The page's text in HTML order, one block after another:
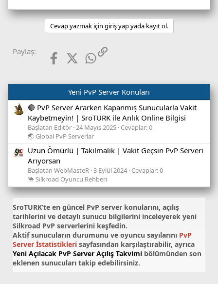
Cevap yazmak için giriş yap yada kayıt ol.
Paylaş: FacebookX (Twitter)WhatsApp
Link
Yeni PvP Server Konuları
🔴 PvP Server Ararken Kapanmış Sunucularla Vakit
Kaybetmeyin! | SroTURK ile Anlık Online Bilgisi
Başlatan Editör 24 Mayıs 2025 Cevaplar: 0
🌏 Global PvP Serverlar
Uzun Ömürlü | Takılmalık | Vakit Geçsin PvP Serveri
Arıyorsan
Başlatan WebMasteR 3 Eylül 2024 Cevaplar: 0
🐪 Silkroad Oyuncu Rehberi
SroTURK’te en güncel PvP server konularını, açılış
tarihlerini ve detaylı sunucu bilgilerini inceleyerek yeni
Silkroad PvP serverlerini keşfedin.
Aktif sunucuların durumunu ve oyuncu sayılarını PvP
Server İstatistikleri sayfasından karşılaştırabilir, ayrıca
Yeni Açılacak PvP Server Açılış Takvimi bölümünden son
eklenen sunucuları takip edebilirsiniz.